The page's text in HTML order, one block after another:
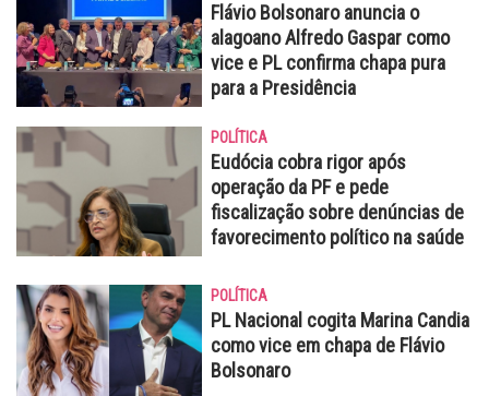
Flávio Bolsonaro anuncia o
alagoano Alfredo Gaspar como
vice e PL confirma chapa pura
para a Presidência
POLÍTICA
Eudócia cobra rigor após
operação da PF e pede
fiscalização sobre denúncias de
favorecimento político na saúde
POLÍTICA
PL Nacional cogita Marina Candia
como vice em chapa de Flávio
Bolsonaro